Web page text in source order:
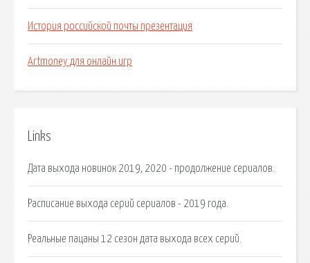
История российской почты презентация
Artmoney для онлайн игр
Links
Дата выхода новинок 2019, 2020 - продолжение сериалов.
Расписание выхода серий сериалов - 2019 года.
Реальные пацаны 12 сезон дата выхода всех серий.